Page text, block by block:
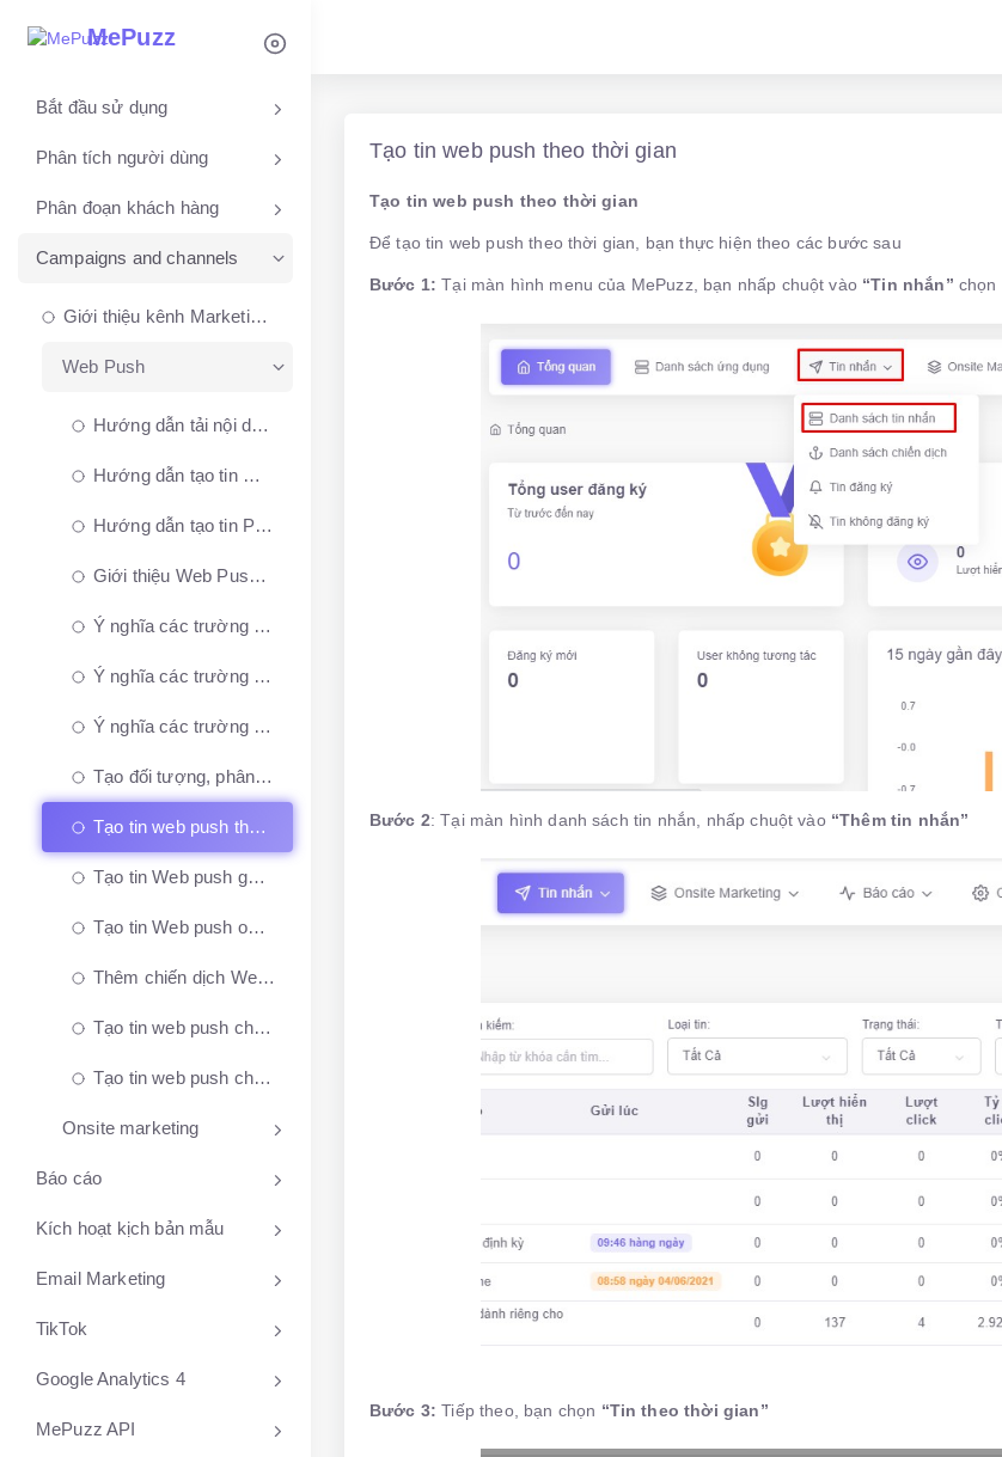
MePuzz
Bắt đầu sử dụng
Phân tích người dùng
Phân đoạn khách hàng
Campaigns and channels
Giới thiệu kênh Marketing của MePuzz
Web Push
Hướng dẫn tải nội dung lên thư viện Web Push Notification và Push Onsite
Hướng dẫn tạo tin Web Push Notification từ thư viện nội dung
Hướng dẫn tạo tin Push Onsite từ thư viện nội dung
Giới thiệu Web Push Notification
Ý nghĩa các trường nội dung trong soạn thảo nội dung tin nhắn
Ý nghĩa các trường nội dung trong cài đặt hiển thị tin nhắn
Ý nghĩa các trường nội dung, các thẻ HTML trong chiến dịch web push gửi tự động
Tạo đối tượng, phân đoạn khách hàng gửi tin
Tạo tin web push theo thời gian
Tạo tin Web push gửi định kỳ
Tạo tin Web push onsite
Thêm chiến dịch Web Push gửi tự động theo hành vi, trải nghiệm khách trên website
Tạo tin web push chào mừng khi khách đồng ý nhận tin nhắn
Tạo tin web push cho khách hàng bấm chặn không đồng ý nhận tin nhắn
Onsite marketing
Báo cáo
Kích hoạt kịch bản mẫu
Email Marketing
TikTok
Google Analytics 4
MePuzz API
Tạo tin web push theo thời gian
Tạo tin web push theo thời gian
Để tạo tin web push theo thời gian, bạn thực hiện theo các bước sau
Bước 1: Tại màn hình menu của MePuzz, bạn nhấp chuột vào “Tin nhắn” chọn
Bước 2: Tại màn hình danh sách tin nhắn, nhấp chuột vào “Thêm tin nhắn”
Bước 3: Tiếp theo, bạn chọn “Tin theo thời gian”